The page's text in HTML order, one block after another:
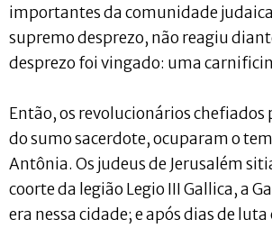
importantes da comunidade
supremo desprezo, não reagiu
desprezo foi vingado: uma
Então, os revolucionários chefiados
do sumo sacerdote, ocuparam o
Antônia. Os judeus de Jerusalém
coorte da legião Legio III Gallica, a
era nessa cidade; e após dias de